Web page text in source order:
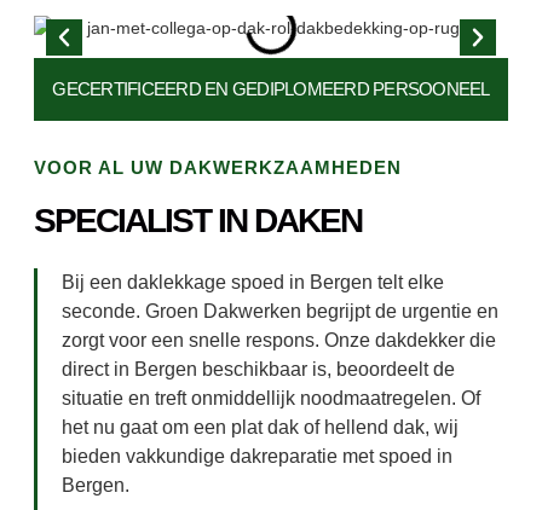
GECERTIFICEERD EN GEDIPLOMEERD PERSOONEEL
VOOR AL UW DAKWERKZAAMHEDEN
SPECIALIST IN DAKEN
Bij een daklekkage spoed in Bergen telt elke
seconde. Groen Dakwerken begrijpt de urgentie en
zorgt voor een snelle respons. Onze dakdekker die
direct in Bergen beschikbaar is, beoordeelt de
situatie en treft onmiddellijk noodmaatregelen. Of
het nu gaat om een plat dak of hellend dak, wij
bieden vakkundige dakreparatie met spoed in
Bergen.